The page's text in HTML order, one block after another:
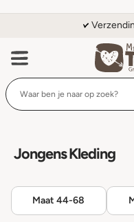
Jongens Kleding
Maat 44-68